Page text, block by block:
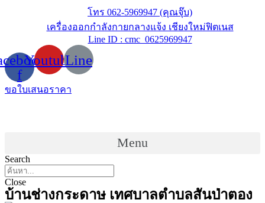
โทร 062-5969947 (คุณจุ๊บ)
เครื่องออกกำลังกายกลางแจ้ง เชียงใหม่ฟิตเนส
Line ID : cmc_0625969947
f
YoutubeLine
ขอใบเสนอราคา
Menu
Search
Close
บ้านช่างกระดาษ เทศบาลตำบลสันป่าตอง